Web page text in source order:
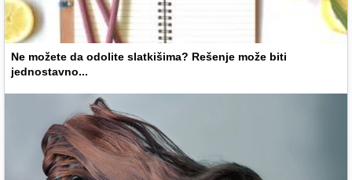
Ne možete da odolite slatkišima? Rešenje može biti
jednostavno...